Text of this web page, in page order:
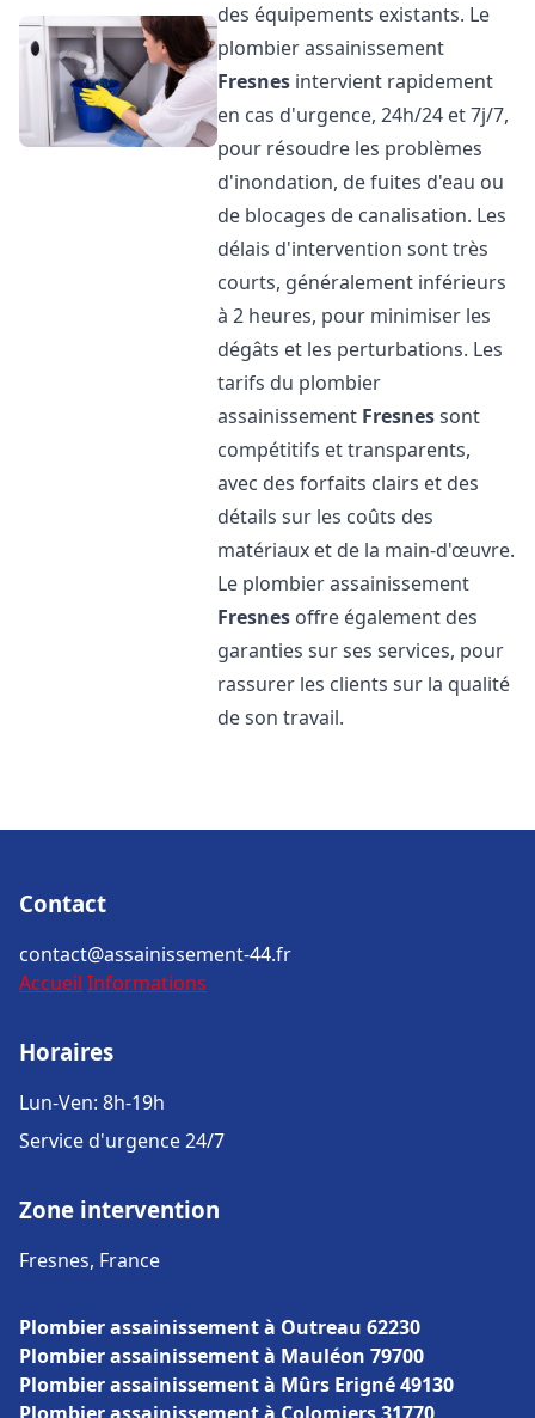
des équipements existants. Le
plombier assainissement
Fresnes intervient rapidement
en cas d'urgence, 24h/24 et 7j/7,
pour résoudre les problèmes
d'inondation, de fuites d'eau ou
de blocages de canalisation. Les
délais d'intervention sont très
courts, généralement inférieurs
à 2 heures, pour minimiser les
dégâts et les perturbations. Les
tarifs du plombier
assainissement Fresnessont
compétitifs et transparents,
avec des forfaits clairs et des
détails sur les coûts des
matériaux et de la main-d'œuvre.
Le plombier assainissement
Fresnes offre également des
garanties sur ses services, pour
rassurer les clients sur la qualité
de son travail.
Contact
contact@assainissement-44.fr
Accueil Informations
Horaires
Lun-Ven: 8h-19h
Service d'urgence 24/7
Zone intervention
Fresnes, France
Plombier assainissement à Outreau 62230
Plombier assainissement à Mauléon 79700
Plombier assainissement à Mûrs Erigné 49130